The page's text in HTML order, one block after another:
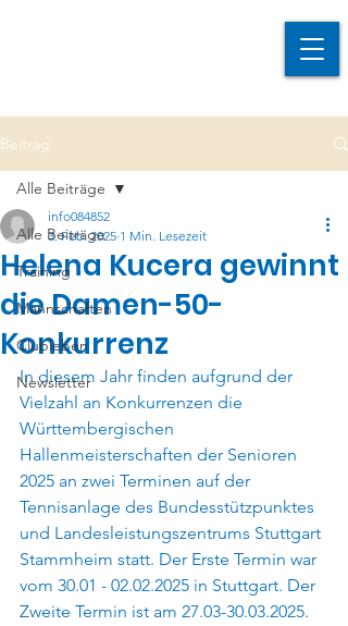
Beitrag
Alle Beiträge
Training
Mannschaften
Clubleben
Newsletter
Alle Beiträge
Helena Kucera gewinnt
die Damen-50-
Konkurrenz
info084852
3. Feb. 2025 1 Min. Lesezeit
In diesem Jahr finden aufgrund der
Vielzahl an Konkurrenzen die
Württembergischen
Hallenmeisterschaften der Senioren
2025 an zwei Terminen auf der
Tennisanlage des Bundesstützpunktes
und Landesleistungszentrums Stuttgart
Stammheim statt. Der Erste Termin war
vom 30.01 - 02.02.2025 in Stuttgart. Der
Zweite Termin ist am 27.03-30.03.2025.